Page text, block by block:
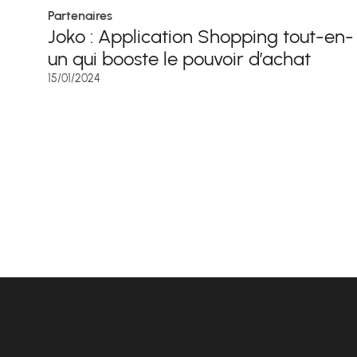
Partenaires
Joko : Application Shopping tout-en-
un qui booste le pouvoir d’achat
15/01/2024